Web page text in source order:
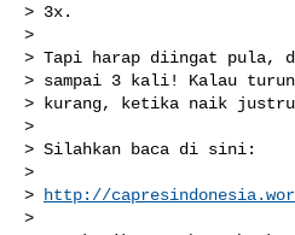
> 3x.
>
> Tapi harap diingat pula, di
> sampai 3 kali! Kalau turun
> kurang, ketika naik justru
>
> Silahkan baca di sini:
>
>
http://
>